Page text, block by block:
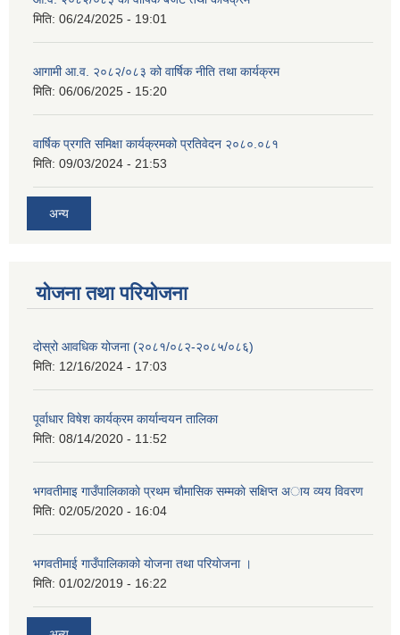
मिति: 06/24/2025 - 19:01
आगामी आ.व. २०८२/०८३ को वार्षिक नीति तथा कार्यक्रम
मिति: 06/06/2025 - 15:20
वार्षिक प्रगति समिक्षा कार्यक्रमको प्रतिवेदन २०८०.०८१
मिति: 09/03/2024 - 21:53
अन्य
योजना तथा परियोजना
दोस्रो आवधिक योजना (२०८१/०८२-२०८५/०८६)
मिति: 12/16/2024 - 17:03
पूर्वाधार विषेश कार्यक्रम कार्यान्वयन तालिका
मिति: 08/14/2020 - 11:52
भगवतीमाइ गाउँपालिकाकाे प्रथम चाैमासिक सम्मकाे सक्षिप्त अाय व्यय विवरण
मिति: 02/05/2020 - 16:04
भगवतीमाई गाउँपालिकाको याेजना तथा परियाेजना ।
मिति: 01/02/2019 - 16:22